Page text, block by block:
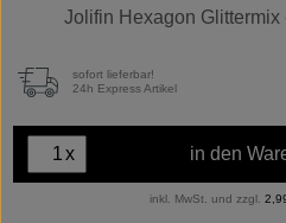
Jolifin Hexagon
sofort lieferbar!
24h Express Artikel
x in den
inkl. MwSt. und zzgl.